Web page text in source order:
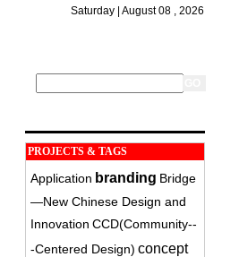
Saturday | August 08 , 2026
PROJECTS & TAGS
Application branding Bridge
—New Chinese Design and
Innovation CCD(Community-­
‐Centered Design) concept